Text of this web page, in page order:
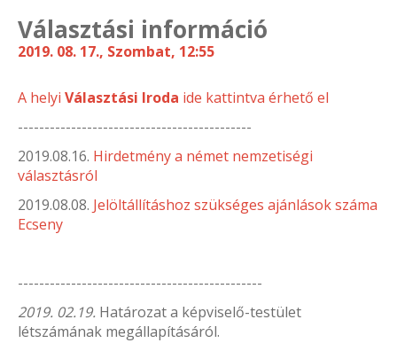
Választási információ
2019. 08. 17., Szombat, 12:55
A helyi Választási Iroda ide kattintva érhető el
--------------------------------------------
2019.08.16. Hirdetmény a német nemzetiségi
választásról
2019.08.08. Jelöltállításhoz szükséges ajánlások száma
Ecseny
----------------------------------------------
2019. 02.19. Határozat a képviselő-testület
létszámának megállapításáról.